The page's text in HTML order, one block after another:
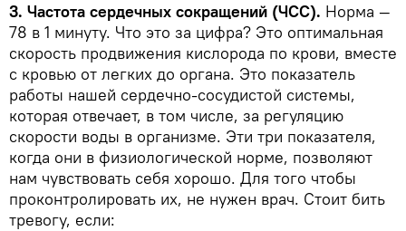
3. Частота сердечных сокращений (ЧСС). Норма —
78 в 1 минуту. Что это за цифра? Это оптимальная
скорость продвижения кислорода по крови, вместе
с кровью от легких до органа. Это показатель
работы нашей сердечно-сосудистой системы,
которая отвечает, в том числе, за регуляцию
скорости воды в организме. Эти три показателя,
когда они в физиологической норме, позволяют
нам чувствовать себя хорошо. Для того чтобы
проконтролировать их, не нужен врач. Стоит бить
тревогу, если: